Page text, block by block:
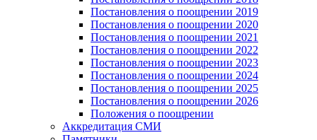
Постановления о поощрении 2019
Постановления о поощрении 2020
Постановления о поощрении 2021
Постановления о поощрении 2022
Постановления о поощрении 2023
Постановления о поощрении 2024
Постановления о поощрении 2025
Постановления о поощрении 2026
Положения о поощрении
Аккредитация СМИ